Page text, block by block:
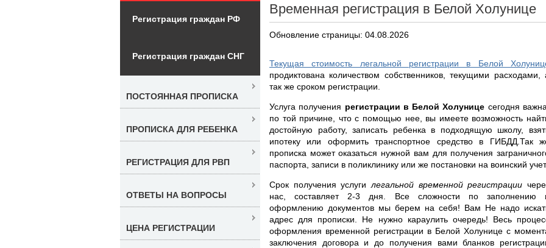
Временная регистрация в Белой Холунице
Обновление страницы: 04.08.2026
Текущая стоимость легальной регистрации в Белой
продиктована количеством собственников, текущими расходами,
так же сроком регистрации.
Услуга получения регистрации в Белой Холунице сегодня важна,
по той причине, что с помощью нее, вы имеете возможность
достойную работу, записать ребенка в подходящую школу,
ипотеку или оформить транспортное средство в ГИБДД.Так
прописка может оказаться нужной вам для получения
паспорта, записи в поликлинику или же постановки на воинский
Срок получения услуги легальной временной регистрации
нас, составляет 2-3 дня. Все сложности по заполнению
оформлению документов мы берем на себя! Вам Не надо
адрес для прописки. Не нужно караулить очередь! Весь
оформления временной регистрации в Белой Холунице с
заключения договора и до получения вами бланков
Регистрация граждан РФ
Регистрация граждан СНГ
ПОСТОЯННАЯ ПРОПИСКА
ПРОПИСКА ДЛЯ РЕБЕНКА
РЕГИСТРАЦИЯ ДЛЯ РВП
ОТВЕТЫ НА ВОПРОСЫ
ЦЕНА РЕГИСТРАЦИИ